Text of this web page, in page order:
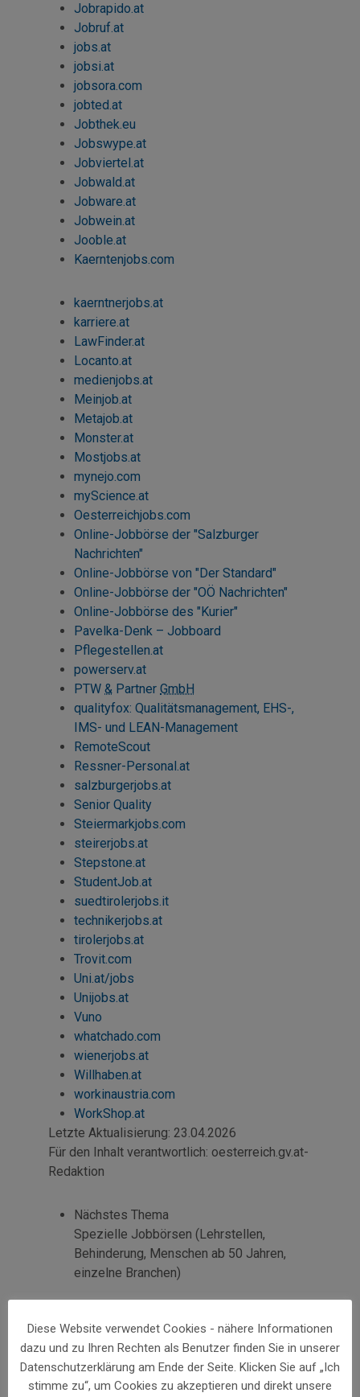
Jobrapido.at
Jobruf.at
jobs.at
jobsi.at
jobsora.com
jobted.at
Jobthek.eu
Jobswype.at
Jobviertel.at
Jobwald.at
Jobware.at
Jobwein.at
Jooble.at
Kaerntenjobs.com
kaerntnerjobs.at
karriere.at
LawFinder.at
Locanto.at
medienjobs.at
Meinjob.at
Metajob.at
Monster.at
Mostjobs.at
mynejo.com
myScience.at
Oesterreichjobs.com
Online-Jobbörse der "Salzburger
Nachrichten"
Online-Jobbörse von "Der Standard"
Online-Jobbörse der "OÖ Nachrichten"
Online-Jobbörse des "Kurier"
Pavelka-Denk – Jobboard
Pflegestellen.at
powerserv.at
PTW & Partner GmbH
qualityfox: Qualitätsmanagement, EHS-,
IMS- und LEAN-Management
RemoteScout
Ressner-Personal.at
salzburgerjobs.at
Senior Quality
Steiermarkjobs.com
steirerjobs.at
Stepstone.at
StudentJob.at
suedtirolerjobs.it
technikerjobs.at
tirolerjobs.at
Trovit.com
Uni.at/jobs
Unijobs.at
Vuno
whatchado.com
wienerjobs.at
Willhaben.at
workinaustria.com
WorkShop.at
Letzte Aktualisierung: 23.04.2026
Für den Inhalt verantwortlich: oesterreich.gv.at-
Redaktion
Nächstes Thema
Spezielle Jobbörsen (Lehrstellen,
Behinderung, Menschen ab 50 Jahren,
einzelne Branchen)
Allgemeine Jobbörsen
Diese Website verwendet Cookies - nähere Informationen
dazu und zu Ihren Rechten als Benutzer finden Sie in unserer
Datenschutzerklärung am Ende der Seite. Klicken Sie auf „Ich
stimme zu“, um Cookies zu akzeptieren und direkt unsere